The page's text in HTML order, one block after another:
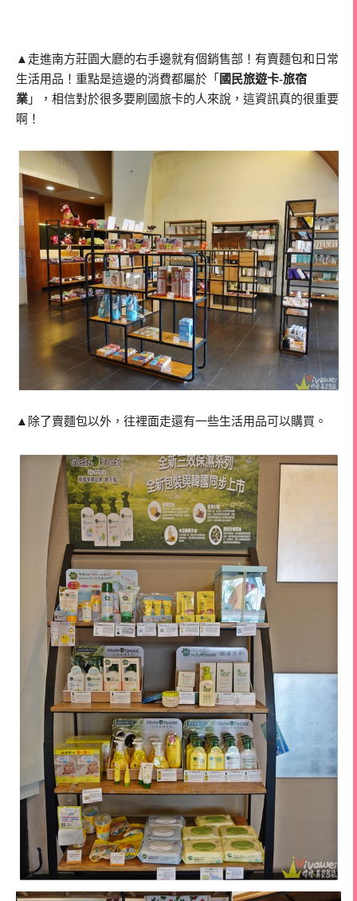
▲走進南方莊園大廳的右手邊就有個銷售部！有賣麵包和日常
生活用品！重點是這邊的消費都屬於「 國民旅遊卡-旅宿
業 」，相信對於很多要刷國旅卡的人來說，這資訊真的很重要
啊！
▲除了賣麵包以外，往裡面走還有一些生活用品可以購買。